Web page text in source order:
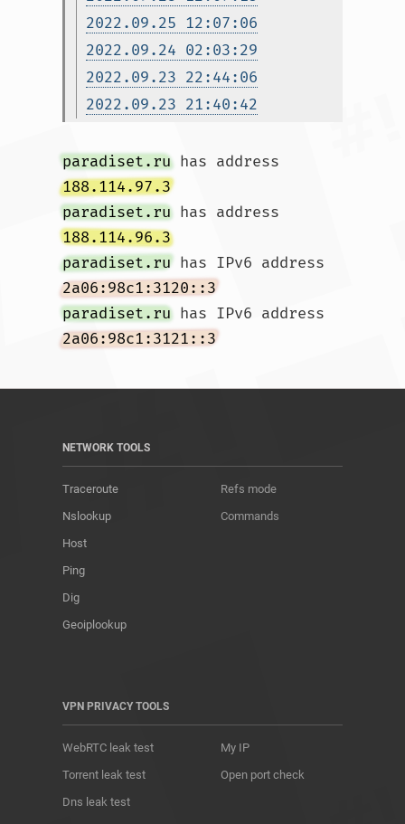
2022.09.25 12:07:06
2022.09.24 02:03:29
2022.09.23 22:44:06
2022.09.23 21:40:42
paradiset.ru has address
188.114.97.3
paradiset.ru has address
188.114.96.3
paradiset.ru has IPv6 address
2a06:98c1:3120::3
paradiset.ru has IPv6 address
2a06:98c1:3121::3
NETWORK TOOLS
Traceroute
Nslookup
Host
Ping
Dig
Geoiplookup
Refs mode
Commands
VPN PRIVACY TOOLS
WebRTC leak test
Torrent leak test
Dns leak test
My IP
Open port check